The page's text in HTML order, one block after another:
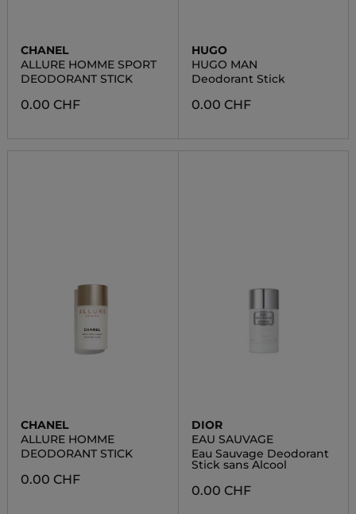
CHANEL
ALLURE HOMME SPORT
DEODORANT STICK
0.00 CHF
HUGO
HUGO MAN
Deodorant Stick
0.00 CHF
CHANEL
ALLURE HOMME
DEODORANT STICK
0.00 CHF
DIOR
EAU SAUVAGE
Eau Sauvage Deodorant
Stick sans Alcool
0.00 CHF